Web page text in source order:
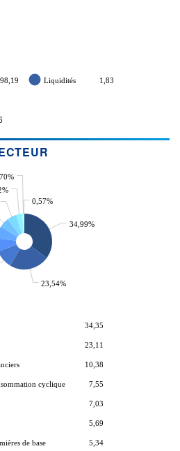
98,19 Liquidités 1,83
34,99%
23,54%
0,57%
34,35
23,11
10,38
cyclique 7,55
7,03
5,69
de base 5,34